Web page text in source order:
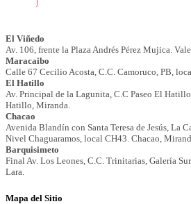
Mapa del Sitio